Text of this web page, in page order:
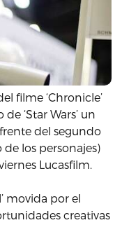
filme ‘Chronicle’
‘Star Wars’ un
del segundo
de los personajes)
Lucasfilm.
movida por el
creativas